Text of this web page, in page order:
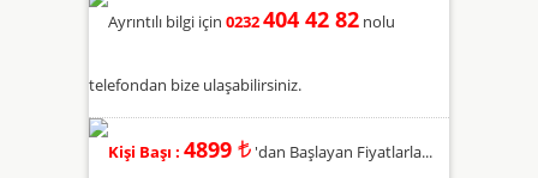
Ayrıntılı bilgi için 0232404 42 82 nolu
telefondan bize ulaşabilirsiniz.
Kişi Başı : 4899 ₺'dan Başlayan Fiyatlarla...